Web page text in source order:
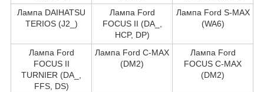
Лампа DAIHATSU
TERIOS (J2_)
Лампа Ford
FOCUS II (DA_,
HCP, DP)
Лампа Ford S-MAX
(WA6)
Лампа Ford
FOCUS II
TURNIER (DA_,
FFS, DS)
Лампа Ford C-MAX
(DM2)
Лампа Ford
FOCUS C-MAX
(DM2)